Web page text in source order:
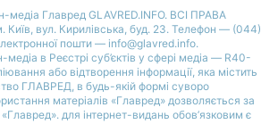
Главред GLAVRED.INFO. ВСІ ПРАВА
вул. Кирилівська, буд. 23. Телефон — (044)
пошти — info@glavred.info.
медіа в Реєстрі суб’єктів у сфері медіа — R40-
або відтворення інформації, яка містить
ГЛАВРЕД, в будь-якій формi суворо
матеріалів «Главред» дозволяється за
для інтернет-видань обов’язковим є